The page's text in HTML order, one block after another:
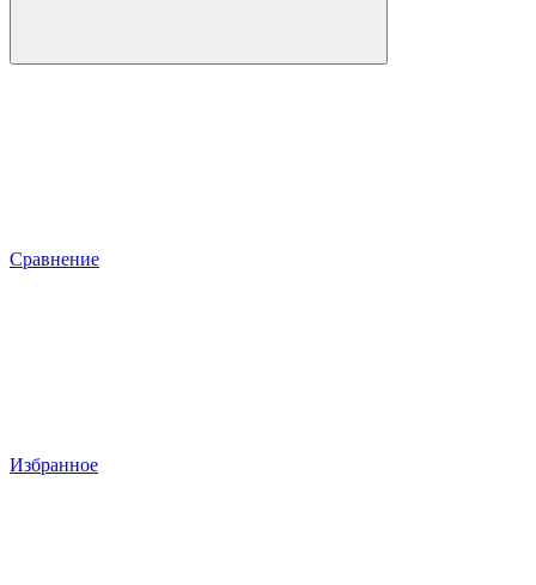
Сравнение
Избранное